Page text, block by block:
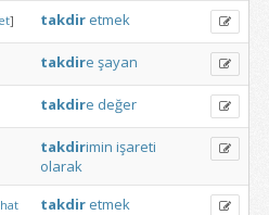
] takdir etmek
takdire şayan
takdire değer
takdirimin işareti
olarak
hat
takdir etmek